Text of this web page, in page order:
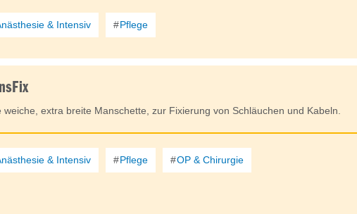
& Intensiv Pflege
weiche, extra breite Manschette, zur Fixierung von Schläuchen und Kabeln.
& Intensiv Pflege OP & Chirurgie